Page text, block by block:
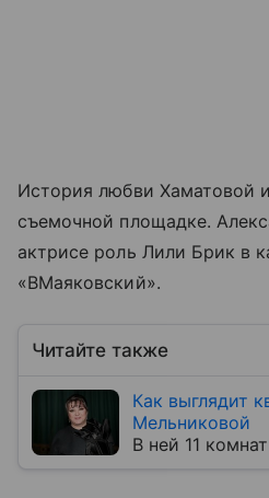
История любви Хаматовой
съемочной площадке.
актрисе роль Лили Брик в
«ВМаяковский».
Читайте также
Как выглядит
Мельниковой
В ней 11 комнат